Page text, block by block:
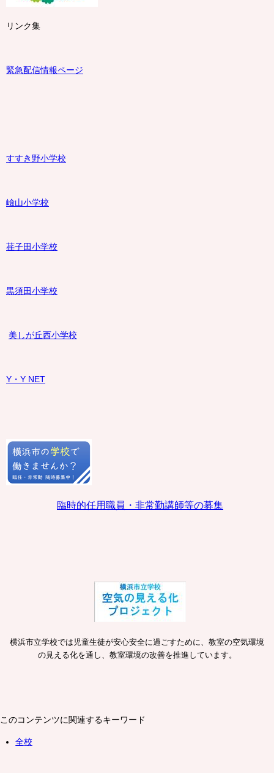
リンク集
緊急配信情報ページ
すすき野小学校
嶮山小学校
荏子田小学校
黒須田小学校
美しが丘西小学校
Y・Y NET
臨時的任用職員・非常勤講師等の募集
横浜市立学校では児童生徒が安心安全に過ごすために、教室の空気環境
の見える化を通し、教室環境の改善を推進しています。
このコンテンツに関連するキーワード
全校